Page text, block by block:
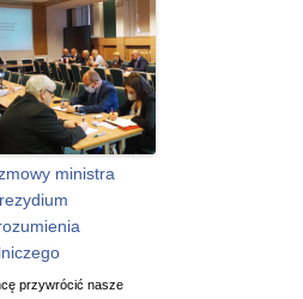
ministra
przywrócić nasze